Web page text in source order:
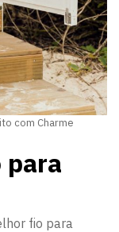
com Charme
para
fio para